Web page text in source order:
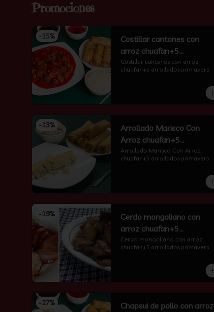
Promociones
-15%
Costillar cantones con
arroz chuafan+5
arrollados primavera
Costillar cantones con arroz
chuafan+5 arrollados primavera
-13%
Arrollado Marisco Con
Arroz chuafan+5
arrollados primavera
Arrollado Marisco Con Arroz
chuafan+5 arrollados primavera
-19%
Cerdo mongoliano con
arroz chuafan+5
arrollados primavera
Cerdo mongoliano con arroz
chuafan+5 arrollados primavera
-27% Chapsui de pollo con arroz